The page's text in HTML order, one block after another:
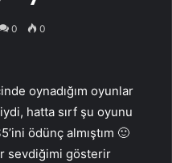
0 0
oynadığım oyunlar
hatta sırf şu oyunu
ödünç almıştım 🙂
sevdiğimi gösterir